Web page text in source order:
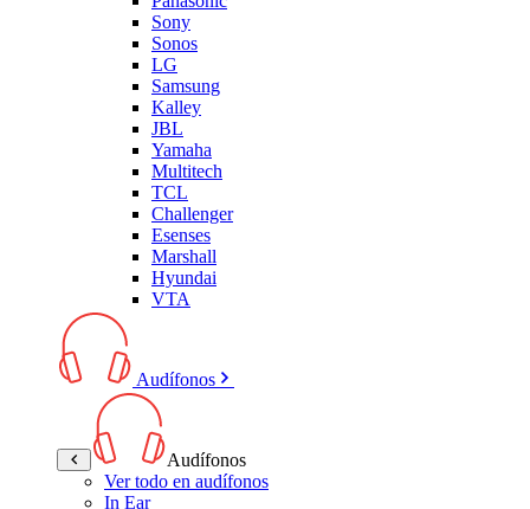
Sony
Sonos
LG
Samsung
Kalley
JBL
Yamaha
Multitech
TCL
Challenger
Esenses
Marshall
Hyundai
VTA
Audífonos
Audífonos
Ver todo en audífonos
In Ear